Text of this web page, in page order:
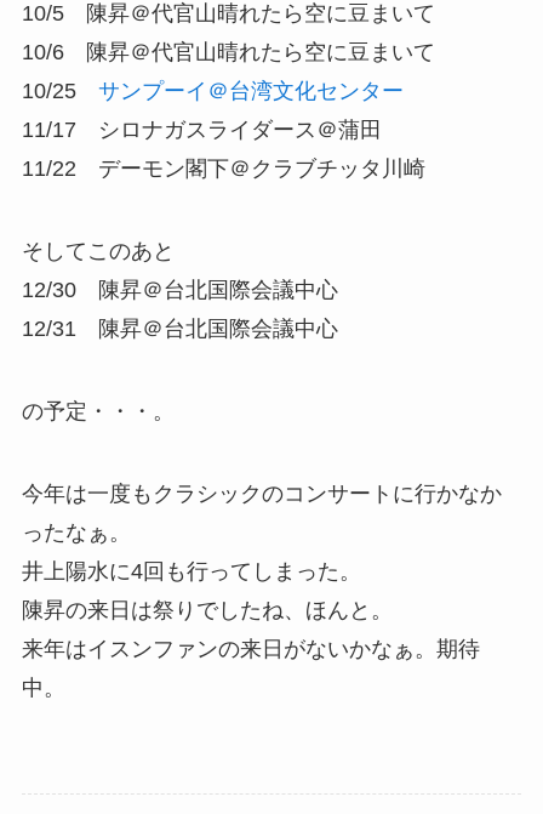
10/5 陳昇＠代官山晴れたら空に豆まいて
10/6 陳昇＠代官山晴れたら空に豆まいて
10/25 サンプーイ＠台湾文化センター
11/17 シロナガスライダース＠蒲田
11/22 デーモン閣下＠クラブチッタ川崎
そしてこのあと
12/30 陳昇＠台北国際会議中心
12/31 陳昇＠台北国際会議中心
の予定・・・。
今年は一度もクラシックのコンサートに行かなか
ったなぁ。
井上陽水に4回も行ってしまった。
陳昇の来日は祭りでしたね、ほんと。
来年はイスンファンの来日がないかなぁ。期待
中。